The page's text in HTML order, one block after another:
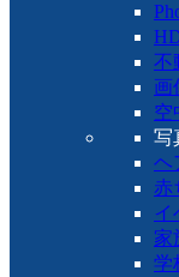
不
画
空
写
ヘ
赤
イ
家
学